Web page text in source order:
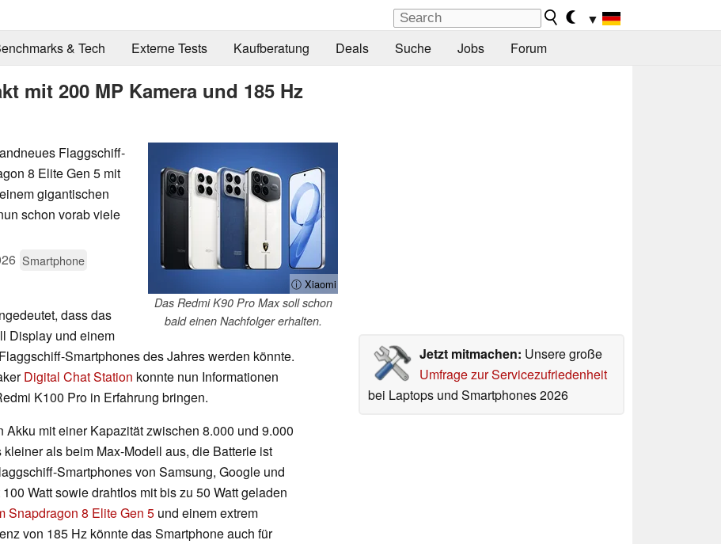
▼
& Tech Externe Tests Kaufberatung Deals Suche Jobs Forum
mit 200 MP Kamera und 185 Hz
ⓘ Xiaomi
Das Redmi K90 Pro Max soll schon
bald einen Nachfolger erhalten.
Flaggschiff-
8 Elite Gen 5 mit
gigantischen
schon vorab viele
Smartphone
Jetzt mitmachen: Unsere große
Umfrage zur Servicezufriedenheit
bei Laptops und Smartphones 2026
dass das
Display und einem
Smartphones des Jahres werden könnte.
Digital Chat Station konnte nun Informationen
K100 Pro in Erfahrung bringen.
mit einer Kapazität zwischen 8.000 und 9.000
als beim Max-Modell aus, die Batterie ist
Smartphones von Samsung, Google und
Watt sowie drahtlos mit bis zu 50 Watt geladen
Snapdragon 8 Elite Gen 5 und einem extrem
von 185 Hz könnte das Smartphone auch für